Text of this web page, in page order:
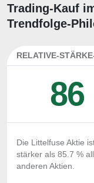
Trading-Kauf
Trendfolge-
86
Die Littelfuse Aktie
stärker als 85.7 %
anderen Aktien.